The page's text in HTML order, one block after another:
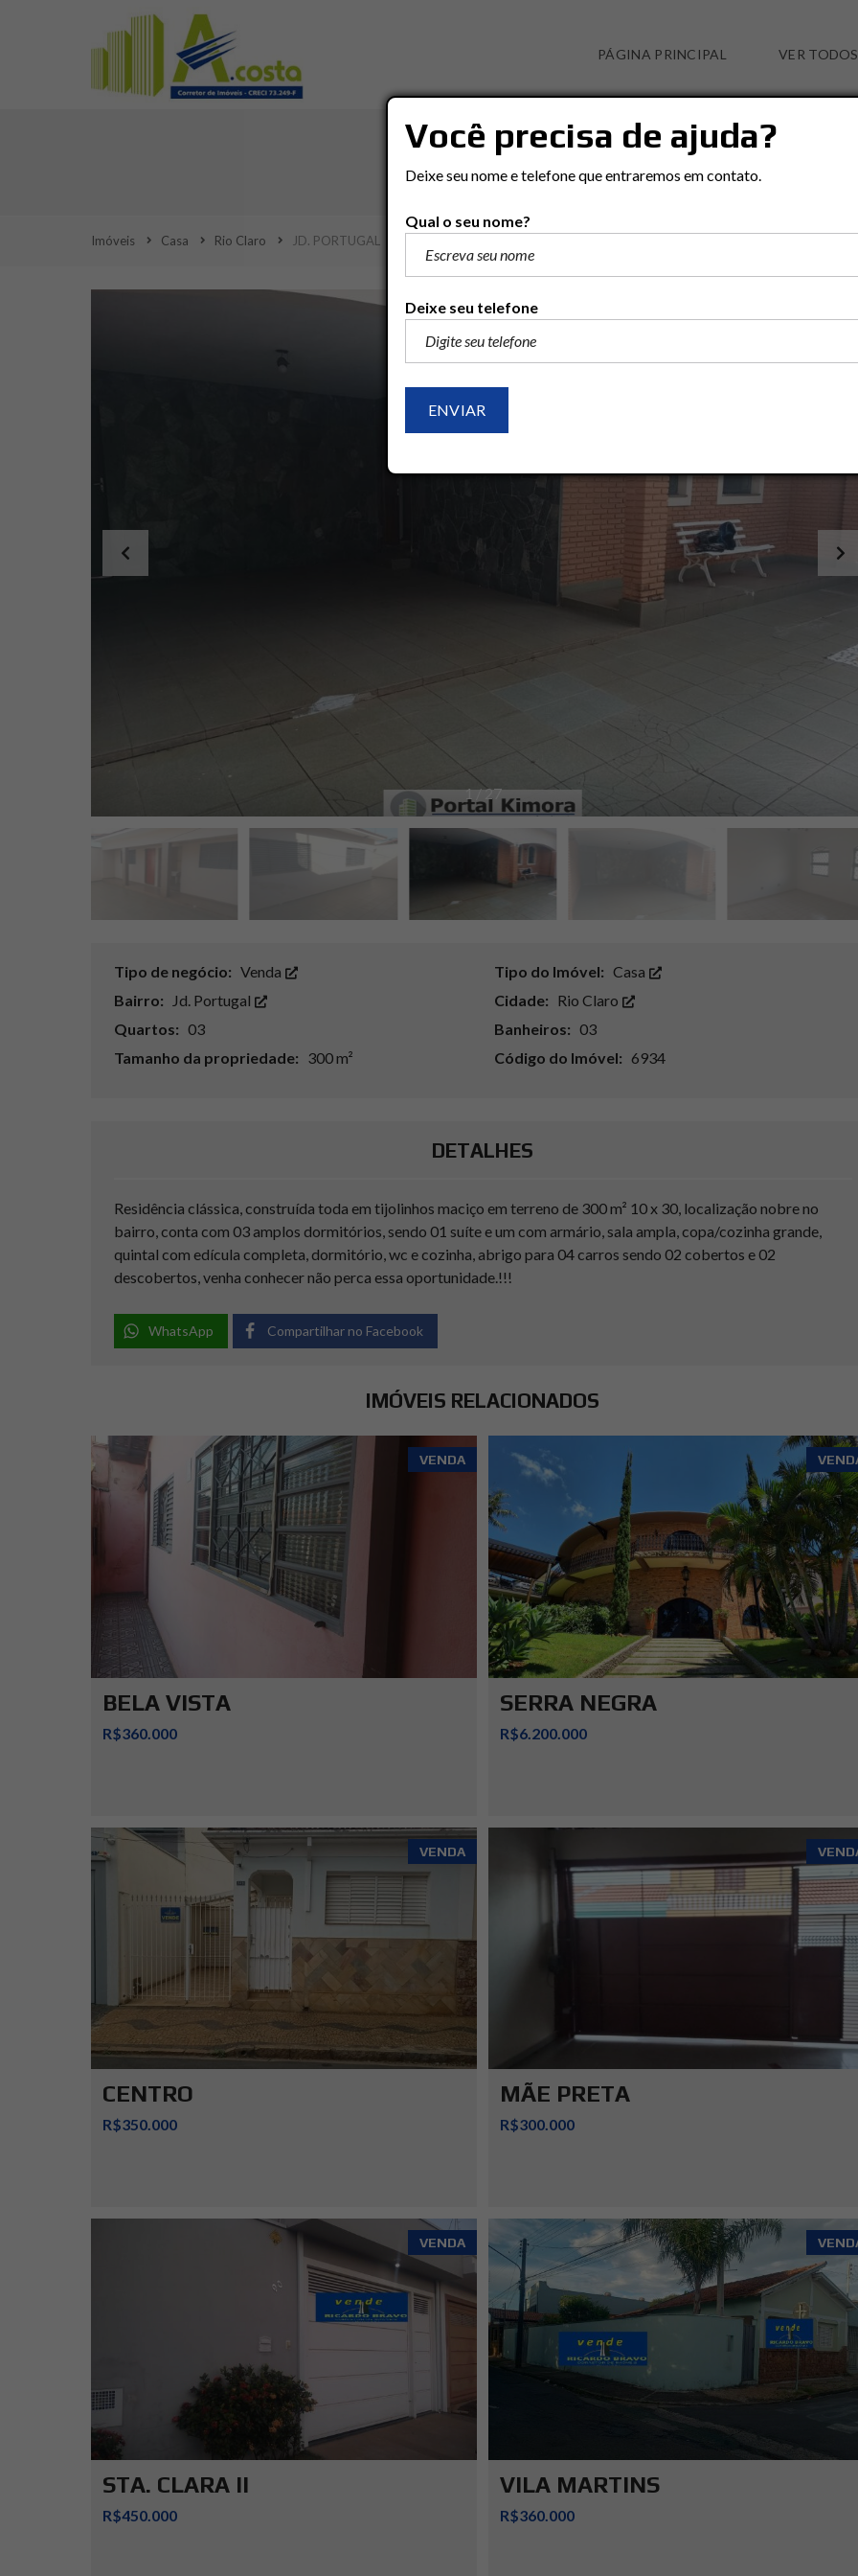
PÁGINA PRINCIPAL VER
JD. PORTUGAL
Imóveis Casa Rio Claro JD. PORTUGAL
1/27
Tipo de negócio: Venda Tipo do Imóvel: Casa
Bairro:
Jd. Portugal Cidade: Rio Claro
Quartos: 03 Banheiros: 03
Tamanho da propriedade: 300 m² Código do Imóvel: 6934
DETALHES
Residência clássica, construída toda em tijolinhos maciço em terreno de 300 m² 10 x 30, localização nobre no
bairro, conta com 03 amplos dormitórios, sendo 01 suíte e um com armário, sala ampla, copa/cozinha grande,
quintal com edícula completa, dormitório, wc e cozinha, abrigo para 04 carros sendo 02 cobertos e 02
descobertos, venha conhecer não perca essa oportunidade.!!!
WhatsApp Compartilhar no Facebook
IMÓVEIS RELACIONADOS
VENDA
BELA VISTA
R$360.000
SERRA NEGRA
R$6.200.000
VENDA
CENTRO
R$350.000
MÃE PRETA
R$300.000
VENDA
STA. CLARA II
R$450.000
VILA MARTINS
R$360.000
Você precisa de ajuda?
Deixe seu nome e telefone que entraremos em contato.
Qual o seu nome?
Deixe seu telefone